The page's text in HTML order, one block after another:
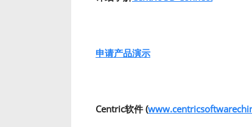
申请产品演示
Centric软件(